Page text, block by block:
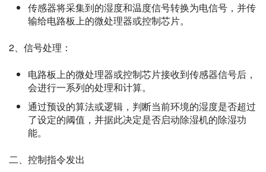
传感器将采集到的湿度和温度信号转换为电信号，并传
输给电路板上的微处理器或控制芯片。
2、信号处理：
电路板上的微处理器或控制芯片接收到传感器信号后，
会进行一系列的处理和计算。
通过预设的算法或逻辑，判断当前环境的湿度是否超过
了设定的阈值，并据此决定是否启动除湿机的除湿功
能。
二、控制指令发出